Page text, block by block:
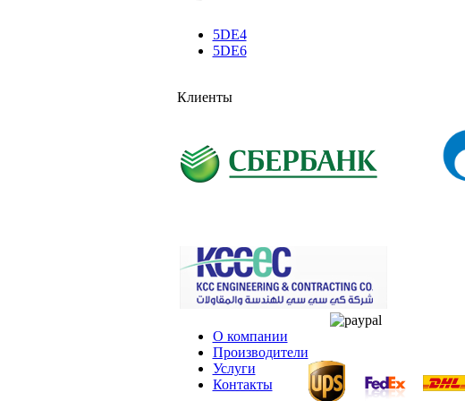
5DE4
5DE6
Клиенты
О компании
Производители
Услуги
Контакты